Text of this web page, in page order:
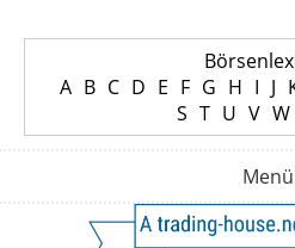
A B C D E F G H I J
S T U V W
Menü